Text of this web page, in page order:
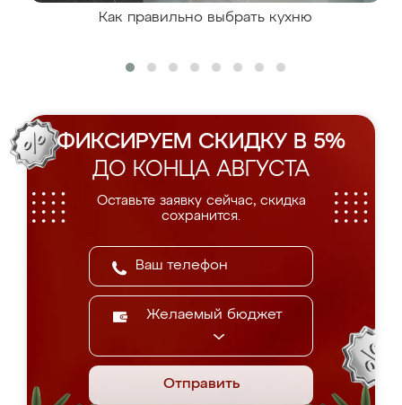
Как правильно выбрать кухню
ФИКСИРУЕМ СКИДКУ В 5%
ДО КОНЦА АВГУСТА
Оставьте заявку сейчас, скидка
сохранится.
Желаемый бюджет
Отправить